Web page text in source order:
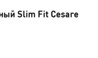
Slim Fit Cesare